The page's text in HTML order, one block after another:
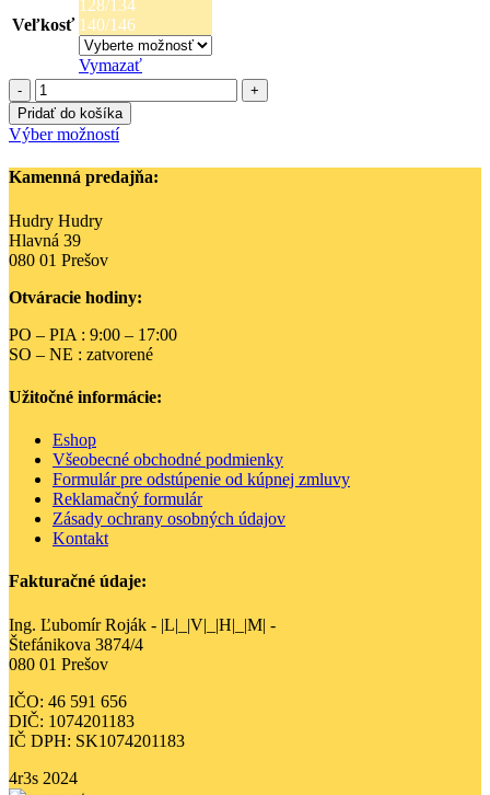
Veľkosť
128/134
140/146
Vymazať
množstvo
Zuppa
teplý
sveter
ecru
Pridať do košíka
Výber možnostíTento
má
viacero
vybrať
na
stránke
produktu.
Kamenná predajňa:
Hudry Hudry
Hlavná 39
080 01 Prešov
Otváracie hodiny:
PO – PIA : 9:00 – 17:00
SO – NE : zatvorené
Užitočné informácie:
Eshop
Všeobecné obchodné podmienky
Formulár pre odstúpenie od kúpnej zmluvy
Reklamačný formulár
Zásady ochrany osobných údajov
Kontakt
Fakturačné údaje:
Ing. Ľubomír Roják - |L|_|V|_|H|_|M| -
Štefánikova 3874/4
080 01 Prešov
IČO: 46 591 656
DIČ: 1074201183
IČ DPH: SK1074201183
4r3s 2024